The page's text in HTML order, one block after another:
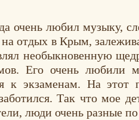
очень любил музыку,
отдых в Крым,
необыкновенную
Его очень любили
к экзаменам. На
Так что мое
люди очень разные